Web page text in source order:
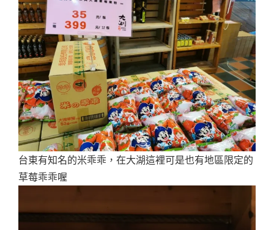
台東有知名的米乖乖，在大湖這裡可是也有地區限定的
草莓乖乖喔